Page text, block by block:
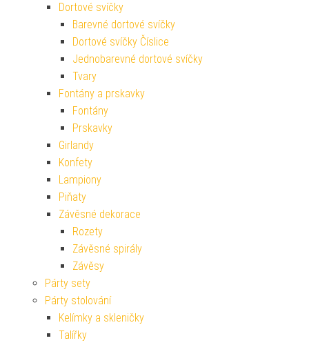
Dortové svíčky
Barevné dortové svíčky
Dortové svíčky Číslice
Jednobarevné dortové svíčky
Tvary
Fontány a prskavky
Fontány
Prskavky
Girlandy
Konfety
Lampiony
Piňaty
Závěsné dekorace
Rozety
Závěsné spirály
Závěsy
Párty sety
Párty stolování
Kelímky a skleničky
Talířky